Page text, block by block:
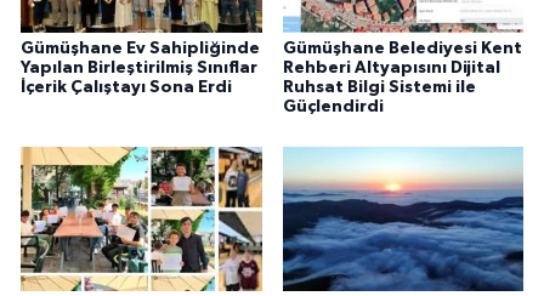
Gümüşhane Ev Sahipliğinde
Yapılan Birleştirilmiş Sınıflar
İçerik Çalıştayı Sona Erdi
Gümüşhane Belediyesi Kent
Rehberi Altyapısını Dijital
Ruhsat Bilgi Sistemi ile
Güçlendirdi